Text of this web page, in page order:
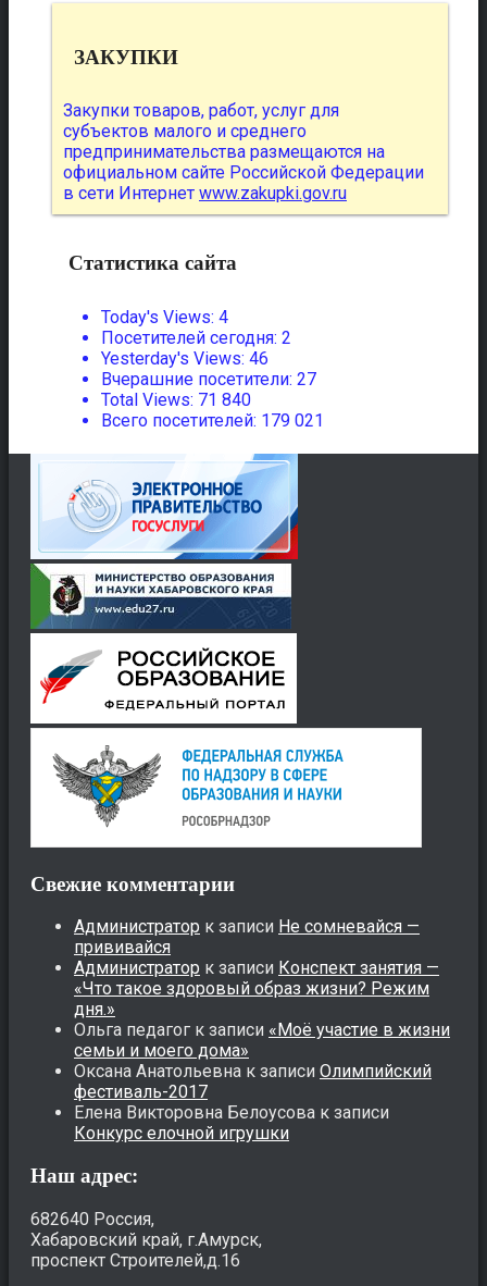
ЗАКУПКИ
Закупки товаров, работ, услуг для
субъектов малого и среднего
предпринимательства размещаются на
официальном сайте Российской Федерации
в сети Интернет www.zakupki.gov.ru
Статистика сайта
Today's Views: 4
Посетителей сегодня: 2
Yesterday's Views: 46
Вчерашние посетители: 27
Total Views: 71 840
Всего посетителей: 179 021
Свежие комментарии
Администратор к записи Не сомневайся —
прививайся
Администратор к записи Конспект занятия —
«Что такое здоровый образ жизни? Режим
дня.»
Ольга педагог к записи «Моё участие в жизни
семьи и моего дома»
Оксана Анатольевна к записи Олимпийский
фестиваль-2017
Елена Викторовна Белоусова к записи
Конкурс елочной игрушки
Наш адрес:
682640 Россия,
Хабаровский край, г.Амурск,
проспект Строителей,д.16